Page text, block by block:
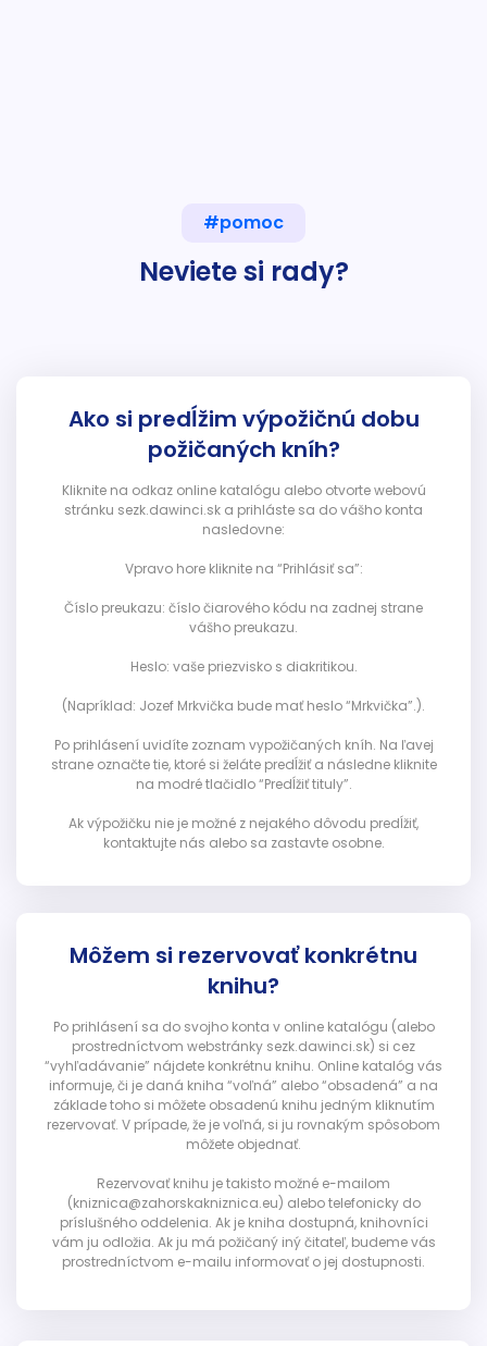
#pomoc
Neviete si rady?
Ako si predĺžim výpožičnú dobu
požičaných kníh?
Kliknite na odkaz online katalógu alebo otvorte webovú
stránku sezk.dawinci.sk a prihláste sa do vášho konta
nasledovne:
Vpravo hore kliknite na “Prihlásiť sa”:
Číslo preukazu: číslo čiarového kódu na zadnej strane
vášho preukazu.
Heslo: vaše priezvisko s diakritikou.
(Napríklad: Jozef Mrkvička bude mať heslo “Mrkvička”.).
Po prihlásení uvidíte zoznam vypožičaných kníh. Na ľavej
strane označte tie, ktoré si želáte predĺžiť a následne kliknite
na modré tlačidlo “Predĺžiť tituly”.
Ak výpožičku nie je možné z nejakého dôvodu predĺžiť,
kontaktujte nás alebo sa zastavte osobne.
Môžem si rezervovať konkrétnu
knihu?
Po prihlásení sa do svojho konta v online katalógu (alebo
prostredníctvom webstránky sezk.dawinci.sk) si cez
“vyhľadávanie” nájdete konkrétnu knihu. Online katalóg vás
informuje, či je daná kniha “voľná” alebo “obsadená” a na
základe toho si môžete obsadenú knihu jedným kliknutím
rezervovať. V prípade, že je voľná, si ju rovnakým spôsobom
môžete objednať.
Rezervovať knihu je takisto možné e-mailom
(kniznica@zahorskakniznica.eu) alebo telefonicky do
príslušného oddelenia. Ak je kniha dostupná, knihovníci
vám ju odložia. Ak ju má požičaný iný čitateľ, budeme vás
prostredníctvom e-mailu informovať o jej dostupnosti.